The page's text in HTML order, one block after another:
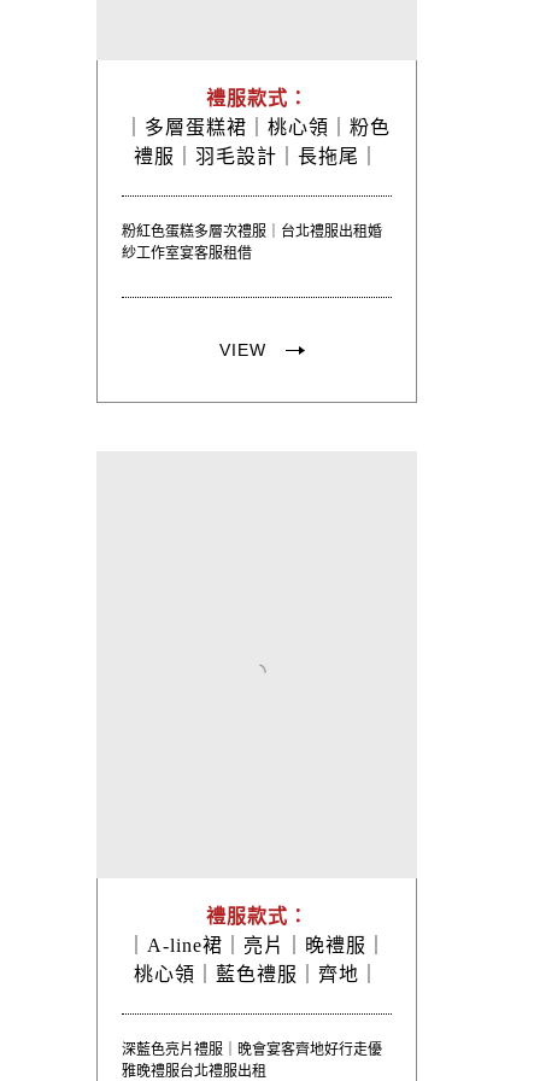
禮服款式：
多層蛋糕裙｜ 桃心領｜ 粉色
禮服｜ 羽毛設計｜ 長拖尾｜
粉紅色蛋糕多層次禮服｜台北禮服出租婚
紗工作室宴客服租借
VIEW
禮服款式：
A-line裙｜ 亮片｜
晚禮服｜
桃心領｜ 藍色禮服｜ 齊地｜
深藍色亮片禮服｜晚會宴客齊地好行走優
雅晚禮服台北禮服出租